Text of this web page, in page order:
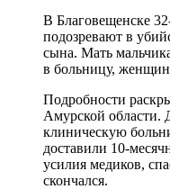
В Благовещенске
подозревают в
сына. Мать
в больницу,
Подробности
Амурской области.
клиническую
доставили 10-
усилия медиков,
скончался.